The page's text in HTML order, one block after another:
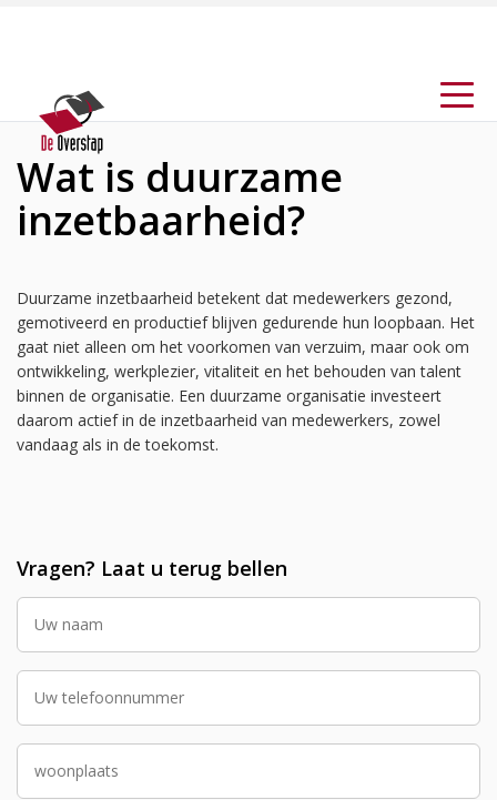
Wat is duurzame
inzetbaarheid?
Duurzame inzetbaarheid betekent dat medewerkers gezond,
gemotiveerd en productief blijven gedurende hun loopbaan. Het
gaat niet alleen om het voorkomen van verzuim, maar ook om
ontwikkeling, werkplezier, vitaliteit en het behouden van talent
binnen de organisatie. Een duurzame organisatie investeert
daarom actief in de inzetbaarheid van medewerkers, zowel
vandaag als in de toekomst.
Vragen? Laat u terug bellen